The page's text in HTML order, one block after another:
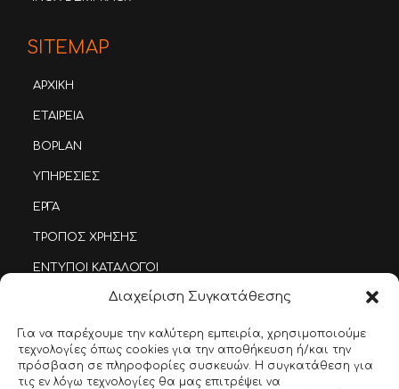
Διαχείριση Συγκατάθεσης
Για να παρέχουμε την καλύτερη εμπειρία, χρησιμοποιούμε
τεχνολογίες όπως cookies για την αποθήκευση ή/και την
πρόσβαση σε πληροφορίες συσκευών. Η συγκατάθεση για
τις εν λόγω τεχνολογίες θα μας επιτρέψει να
SITEMAP
ΑΡΧΙΚΗ
ΕΤΑΙΡΕΙΑ
BOPLAN
ΥΠΗΡΕΣΙΕΣ
ΕΡΓΑ
ΤΡΟΠΟΣ ΧΡΗΣΗΣ
ΕΝΤΥΠΟΙ ΚΑΤΑΛΟΓΟΙ
ΕΠΙΚΟΙΝΩΝΙΑ
ΣΤΟΙΧΕΙΑ ΕΠΙΚΟΙΝΩΝΙΑΣ